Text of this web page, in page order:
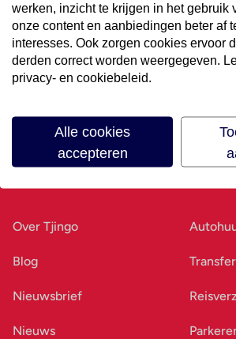
Volg ons op social media
Over Tjingo
Blog
Nieuwsbrief
Nieuws
Transfer
werken, inzicht te krijgen in het gebruik
onze content en aanbiedingen beter af
interesses. Ook zorgen cookies ervoor
derden correct worden weergegeven.
privacy- en cookiebeleid.
Alle cookies
accepteren